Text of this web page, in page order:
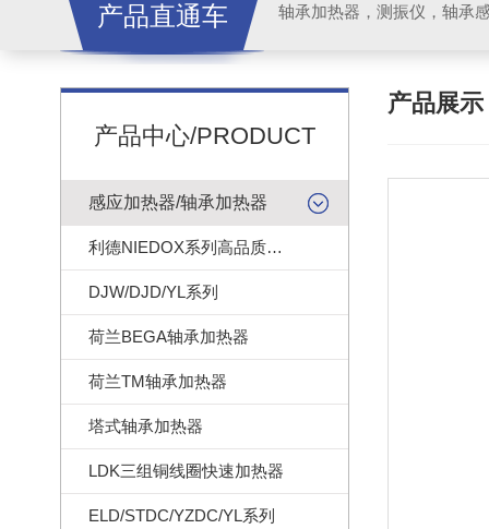
产品直通车 轴承加热器，测振仪，轴承
产品中心/PRODUCT
感应加热器/轴承加热器
利德NIEDOX系列高品质轴承加热器
DJW/DJD/YL系列
荷兰BEGA轴承加热器
荷兰TM轴承加热器
塔式轴承加热器
LDK三组铜线圈快速加热器
ELD/STDC/YZDC/YL系列
产品展示